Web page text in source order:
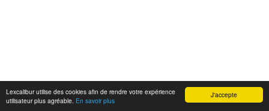
J'accepte
Lexcalibur utilise des cookies afin de rendre votre expérience
utilisateur plus agréable. En savoir plus